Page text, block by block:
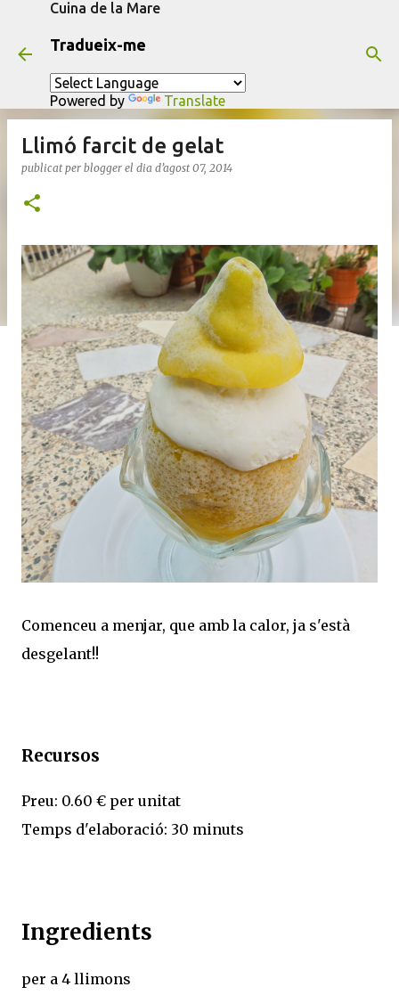
Cuina de la Mare
Tradueix-me
Powered by Translate
Llimó farcit de gelat
publicat per blogger el dia d’agost 07, 2014
Comenceu a menjar, que amb la calor, ja s'està
desgelant!!
Recursos
Preu: 0.60 € per unitat
Temps d'elaboració: 30 minuts
Ingredients
per a 4 llimons